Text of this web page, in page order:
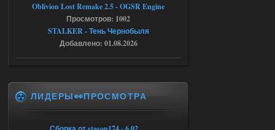
патч я установил после
установки мода, да, ладно,
наверное вы правы придется ожидать
Stalker-Mods-Clan-su
Oblivion Lost Remake 2.5 - OGSR Engine
Просмотров: 1002
STALKER - Тень Чернобыля
Добавлено: 01.08.2026
ЛИДЕРЫ👀ПРОСМОТРА